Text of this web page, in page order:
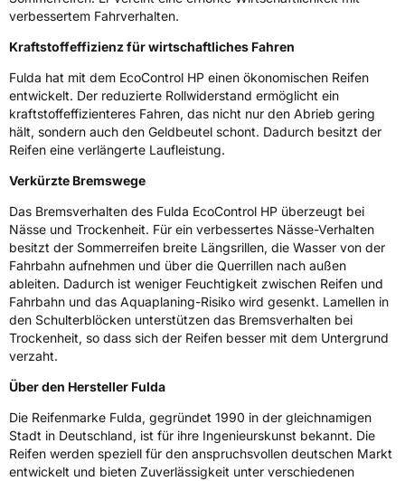
3PMSF / Schneeflockensymbol / Alpine-Symbol
EPREL ID
652424
Allgemeine Produktsicherheit (GPSR)
HerstellerkontaktGoodyear S.A. Innovation Center, Avenue
Gordon Smith 7750 Colmar-Berg Luxemburg,
www.goodyear.eu
verbessertem Fahrverhalten.
Kraftstoffeffizienz für wirtschaftliches Fahren
Fulda hat mit dem EcoControl HP einen ökonomischen Reifen
entwickelt. Der reduzierte Rollwiderstand ermöglicht ein
kraftstoffeffizienteres Fahren, das nicht nur den Abrieb gering
hält, sondern auch den Geldbeutel schont. Dadurch besitzt der
Reifen eine verlängerte Laufleistung.
Verkürzte Bremswege
Das Bremsverhalten des Fulda EcoControl HP überzeugt bei
Nässe und Trockenheit. Für ein verbessertes Nässe-Verhalten
besitzt der Sommerreifen breite Längsrillen, die Wasser von der
Fahrbahn aufnehmen und über die Querrillen nach außen
ableiten. Dadurch ist weniger Feuchtigkeit zwischen Reifen und
Fahrbahn und das Aquaplaning-Risiko wird gesenkt. Lamellen in
den Schulterblöcken unterstützen das Bremsverhalten bei
Trockenheit, so dass sich der Reifen besser mit dem Untergrund
verzaht.
Über den Hersteller Fulda
Die Reifenmarke Fulda, gegründet 1990 in der gleichnamigen
Stadt in Deutschland, ist für ihre Ingenieurskunst bekannt. Die
Reifen werden speziell für den anspruchsvollen deutschen Markt
entwickelt und bieten Zuverlässigkeit unter verschiedenen